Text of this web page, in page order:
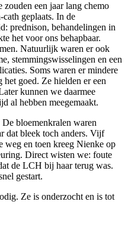
een jaar lang chemo
geplaats. In de
prednison, behandelingen in
het voor ons behapbaar.
Natuurlijk waren er ook
stemmingswisselingen en een
Soms waren er mindere
het goed. Ze hielden er een
kunnen we daarmee
al hebben meegemaakt.
bloemenkralen waren
dat bleek toch anders. Vijf
weg en toen kreeg Nienke op
Direct wisten we: foute
de LCH bij haar terug was.
gestart.
Ze is onderzocht en is tot